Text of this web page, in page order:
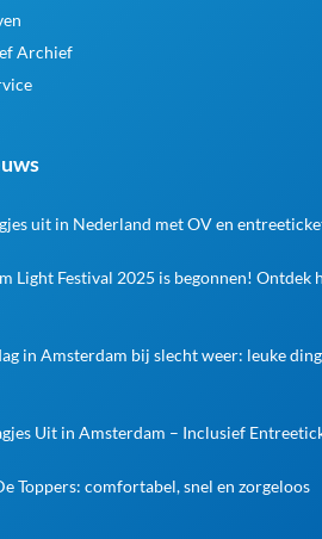
Archief
uit in Nederland met OV en
Light Festival 2025 is begonnen! Ontdek
in Amsterdam bij slecht weer: leuke
Uit in Amsterdam – Inclusief
Toppers: comfortabel, snel en zorgeloos